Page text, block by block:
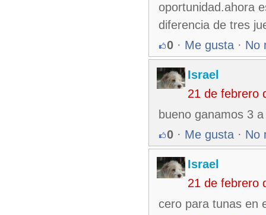
oportunidad.ahora
diferencia de tres
0 · Me gusta · No
Israel
21 de febrero
bueno ganamos 3
0 · Me gusta · No
Israel
21 de febrero
cero para tunas en